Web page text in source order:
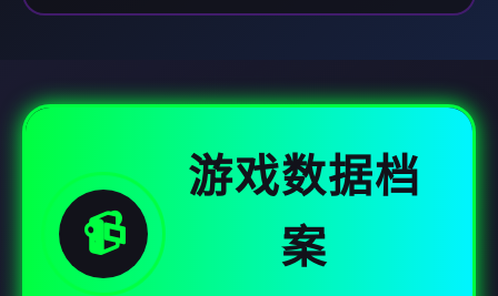
📹
游戏数据档
案